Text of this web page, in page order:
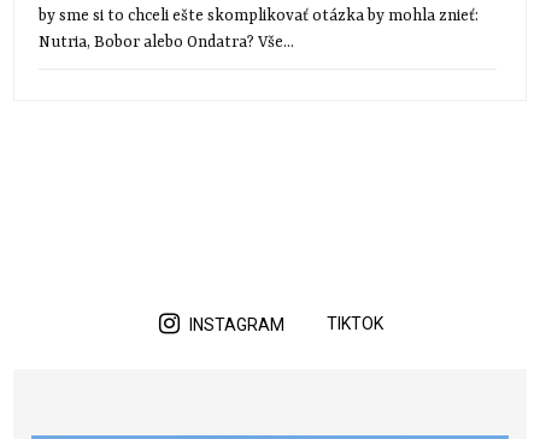
by sme si to chceli ešte skomplikovať otázka by mohla znieť:
Nutria, Bobor alebo Ondatra? Vše...
INSTAGRAM TIKTOK